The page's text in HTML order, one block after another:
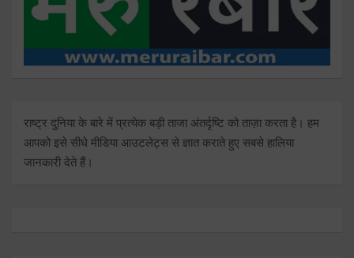
राष्ट्र दुनिया के बारे में प्रत्येक बड़ी ताजा अंतर्दृष्टि को ताज़ा करता है। हम
आपको इसे सीधे मीडिया आउटलेट्स से ज्ञात कराते हुए सबसे हालिया
जानकारी देते हैं।